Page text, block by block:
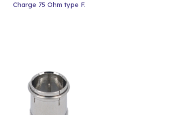
Charge 75 Ohm type F.